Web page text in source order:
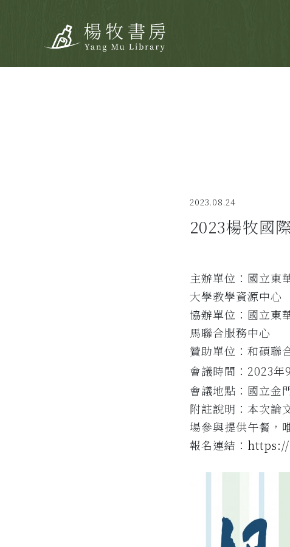
2023.08.24
2023楊牧國
主辦單位：國立東
大學教學資源中心
協辦單位：國立東
馬聯合服務中心
贊助單位：和碩聯
會議時間：2023年
會議地點：國立金
附註說明：本次論
場參與提供午餐，
報名連結：